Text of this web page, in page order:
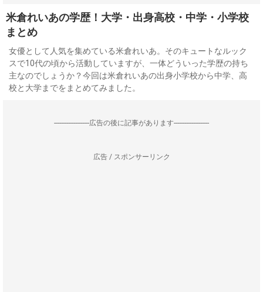
米倉れいあの学歴！大学・出身高校・中学・小学校
まとめ
女優として人気を集めている米倉れいあ。そのキュートなルック
スで10代の頃から活動していますが、一体どういった学歴の持ち
主なのでしょうか？今回は米倉れいあの出身小学校から中学、高
校と大学までをまとめてみました。
--------------------広告の後に記事があります--------------------
広告 / スポンサーリンク